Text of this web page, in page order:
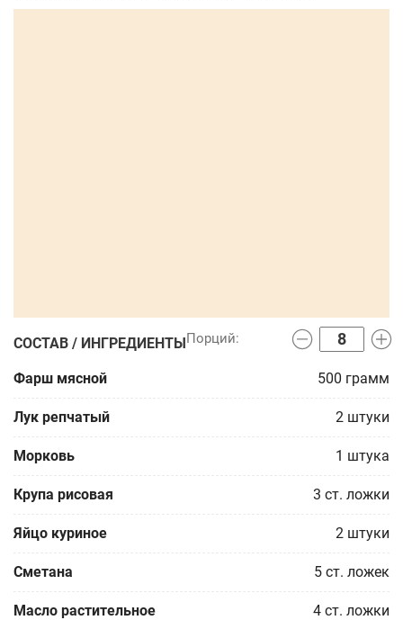
СОСТАВ / ИНГРЕДИЕНТЫ
Фарш мясной 500 грамм
Лук репчатый 2 штуки
Морковь 1 штука
Крупа рисовая 3 ст. ложки
Яйцо куриное 2 штуки
Сметана 5 ст. ложек
Масло растительное 4 ст. ложки